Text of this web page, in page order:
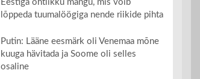
Eestiga ohtlikku mängu, mis võib
lõppeda tuumalöögiga nende riikide pihta
Putin: Lääne eesmärk oli Venemaa mõne
kuuga hävitada ja Soome oli selles
osaline